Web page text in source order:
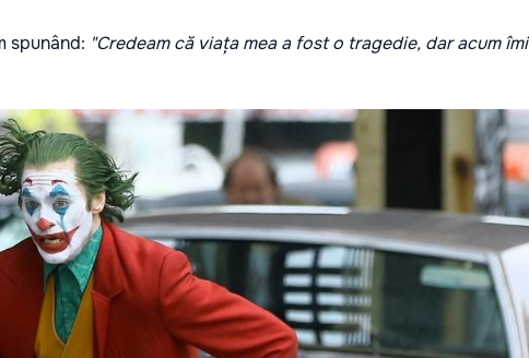
spunând: "Credeam că viața mea a fost o tragedie, dar acum îmi